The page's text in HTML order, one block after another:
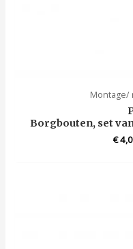
Montage/
Borgbouten, set
€